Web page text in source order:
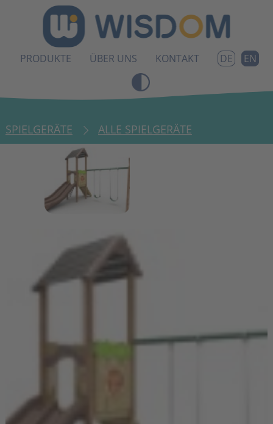
PRODUKTE ÜBER UNS KONTAKT DE EN
SPIELGERÄTE ALLE SPIELGERÄTE